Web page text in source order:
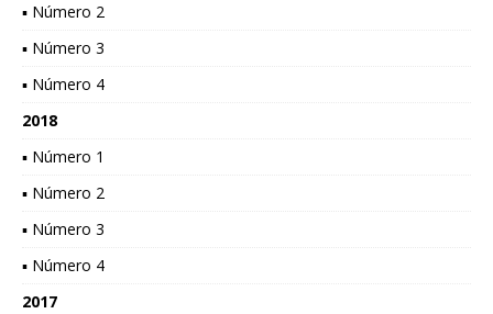
▪ Número 2
▪ Número 3
▪ Número 4
2018
▪ Número 1
▪ Número 2
▪ Número 3
▪ Número 4
2017